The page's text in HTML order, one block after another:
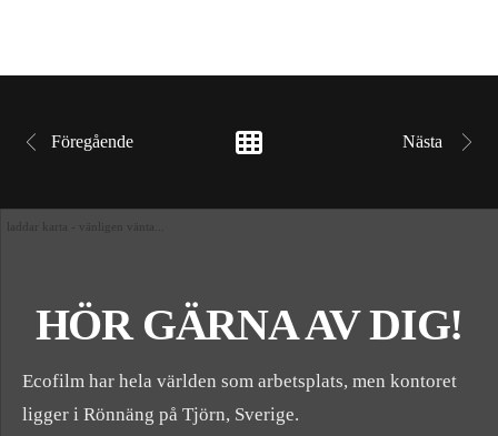
Föregående Nästa
laddar karta - vänligen vänta...
HÖR GÄRNA AV DIG!
Ecofilm har hela världen som arbetsplats, men kontoret
ligger i Rönnäng på Tjörn, Sverige.